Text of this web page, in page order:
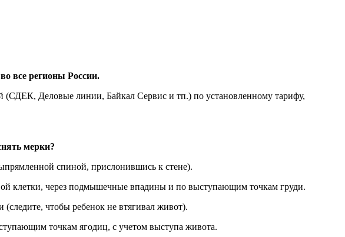
все регионы России.
(СДЕК, Деловые линии, Байкал Сервис и тп.) по установленному тарифу,
мерки?
спиной, прислонившись к стене).
клетки, через подмышечные впадины и по выступающим точкам груди.
(следите, чтобы ребенок не втягивал живот).
точкам ягодиц, с учетом выступа живота.